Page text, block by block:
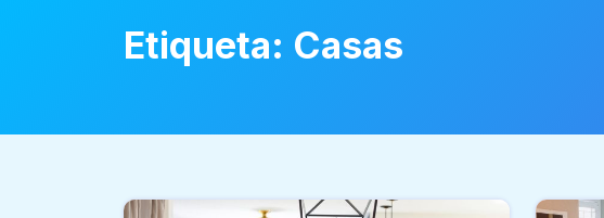
Etiqueta: Casas